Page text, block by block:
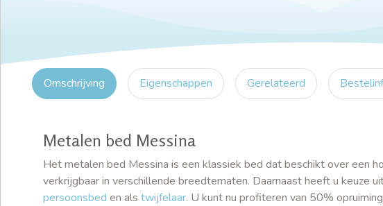
Omschrijving Eigenschappen Gerelateerd
Metalen bed Messina
Het metalen bed Messina is een klassiek bed dat beschikt over een
verkrijgbaar in verschillende breedtematen. Daarnaast heeft u keuze
persoonsbed en als twijfelaar. U kunt nu profiteren van 50%